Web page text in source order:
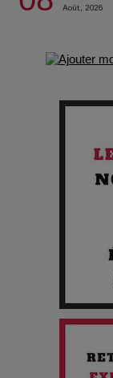
de survie
Comment
Pourquoi les
Cibles des Hackers
Quand l'Opéra
Paradoxe qui
Chien 51 -
Août, 2026